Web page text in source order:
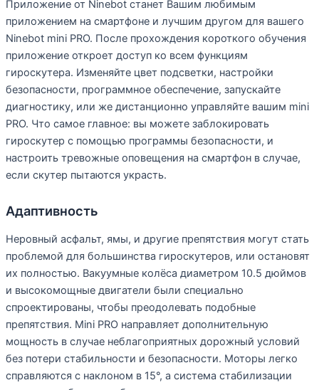
Приложение от Ninebot станет Вашим любимым
приложением на смартфоне и лучшим другом для вашего
Ninebot mini PRO. После прохождения короткого обучения
приложение откроет доступ ко всем функциям
гироскутера. Изменяйте цвет подсветки, настройки
безопасности, программное обеспечение, запускайте
диагностику, или же дистанционно управляйте вашим mini
PRO. Что самое главное: вы можете заблокировать
гироскутер с помощью программы безопасности, и
настроить тревожные оповещения на смартфон в случае,
если скутер пытаются украсть.
Адаптивность
Неровный асфальт, ямы, и другие препятствия могут стать
проблемой для большинства гироскутеров, или остановят
их полностью. Вакуумные колёса диаметром 10.5 дюймов
и высокомощные двигатели были специально
спроектированы, чтобы преодолевать подобные
препятствия. Mini PRO направляет дополнительную
мощность в случае неблагоприятных дорожный условий
без потери стабильности и безопасности. Моторы легко
справляются с наклоном в 15°, а система стабилизации